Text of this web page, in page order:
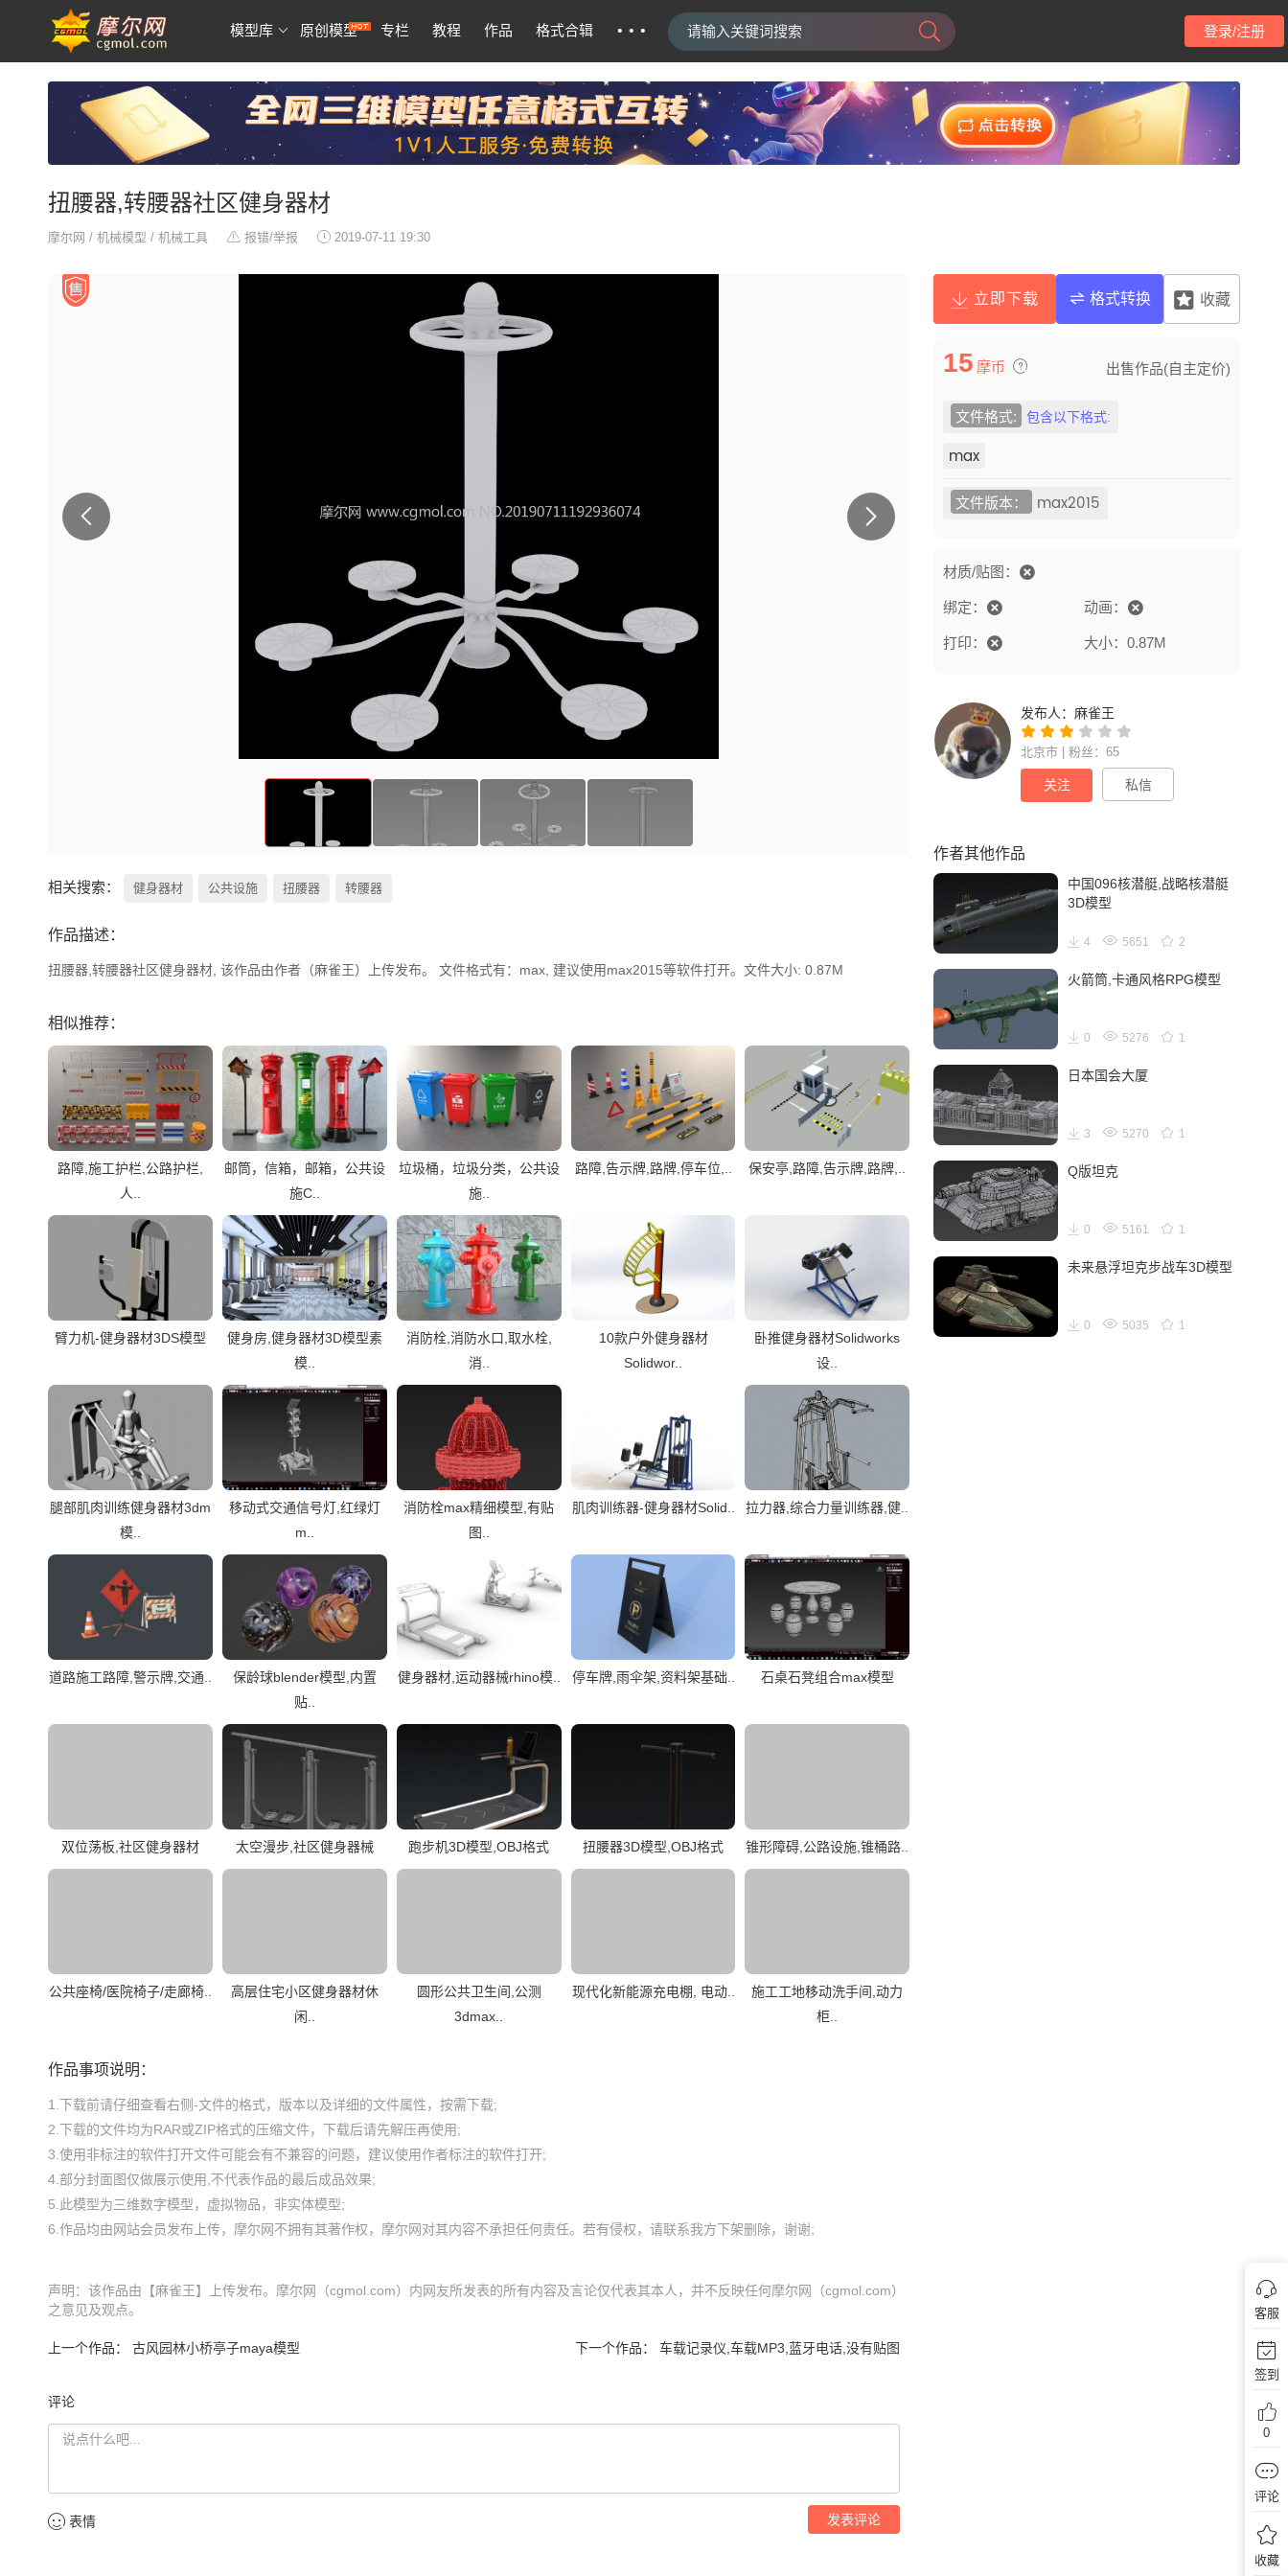
模型库 原创模型 专栏 教程 作品 格式合辑 ··· 登录/注册
扭腰器,转腰器社区健身器材
摩尔网 / 机械模型 / 机械工具 报错/举报 2019-07-11 19:30
相关搜索： 健身器材 公共设施 扭腰器 转腰器
作品描述：
扭腰器,转腰器社区健身器材, 该作品由作者（麻雀王）上传发布。 文件格式有：max, 建议使用max2015等软件打开。文件大小: 0.87M
相似推荐：
路障,施工护栏,公路护栏,
人..
邮筒，信箱，邮箱，公共设
施C..
垃圾桶，垃圾分类，公共设
施..
路障,告示牌,路牌,停车位,.. 保安亭,路障,告示牌,路牌,..
臂力机-健身器材3DS模型
健身房,健身器材3D模型素
模..
消防栓,消防水口,取水栓,
消..
10款户外健身器材
Solidwor..
卧推健身器材Solidworks
设..
腿部肌肉训练健身器材3dm
模..
移动式交通信号灯,红绿灯
m..
消防栓max精细模型,有贴
图..
肌肉训练器-健身器材Solid.. 拉力器,综合力量训练器,健..
道路施工路障,警示牌,交通..
保龄球blender模型,内置
贴..
健身器材,运动器械rhino模.. 停车牌,雨伞架,资料架基础.. 石桌石凳组合max模型
双位荡板,社区健身器材 太空漫步,社区健身器械 跑步机3D模型,OBJ格式 扭腰器3D模型,OBJ格式 锥形障碍,公路设施,锥桶路..
公共座椅/医院椅子/走廊椅..
高层住宅小区健身器材休
闲..
圆形公共卫生间,公测
3dmax..
现代化新能源充电棚, 电动..
施工工地移动洗手间,动力
柜..
作品事项说明：
1.下载前请仔细查看右侧-文件的格式，版本以及详细的文件属性，按需下载;
2.下载的文件均为RAR或ZIP格式的压缩文件，下载后请先解压再使用;
3.使用非标注的软件打开文件可能会有不兼容的问题，建议使用作者标注的软件打开;
4.部分封面图仅做展示使用,不代表作品的最后成品效果;
5.此模型为三维数字模型，虚拟物品，非实体模型;
声明：该作品由【麻雀王】上传发布。摩尔网（cgmol.com）内网友所发表的所有内容及言论仅代表其本人，并不反映任何摩尔网（cgmol.com）
之意见及观点。
上一个作品： 古风园林小桥亭子maya模型 下一个作品： 车载记录仪,车载MP3,蓝牙电话,没有贴图
评论
发表评论
表情
立即下载 格式转换 收藏
15 摩币 出售作品(自主定价)
文件格式: 包含以下格式:
max
文件版本： max2015
材质/贴图：
绑定： 动画：
打印： 大小：0.87M
发布人：麻雀王
北京市 | 粉丝：65
关注 私信
作者其他作品
中国096核潜艇,战略核潜艇
3D模型
4 5651 2
火箭筒,卡通风格RPG模型
0 5276 1
日本国会大厦
3 5270 1
Q版坦克
0 5161 1
未来悬浮坦克步战车3D模型
0 5035 1
客服
签到
0
评论
收藏